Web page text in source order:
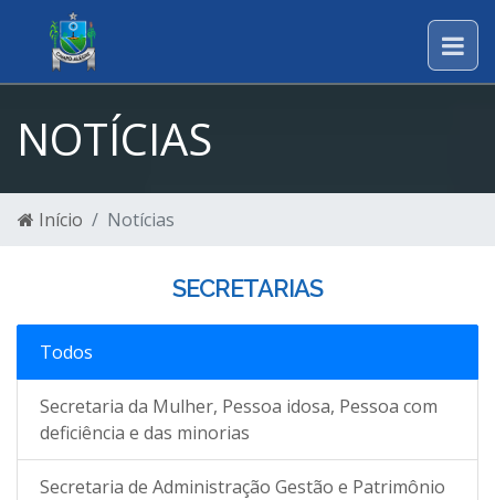
NOTÍCIAS
Início Notícias
SECRETARIAS
Todos
Secretaria da Mulher, Pessoa idosa, Pessoa com
deficiência e das minorias
Secretaria de Administração Gestão e Patrimônio